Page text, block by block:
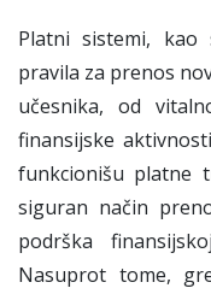
Platni sistemi, kao
pravila za prenos
učesnika, od
finansijske
funkcionišu platne
siguran način
podrška
Nasuprot tome,